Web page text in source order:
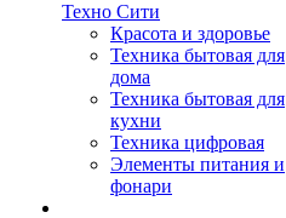
Техно Сити
Красота и здоровье
Техника бытовая для
дома
Техника бытовая для
кухни
Техника цифровая
Элементы питания и
фонари